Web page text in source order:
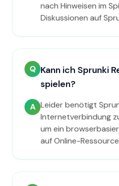
nach Hinweisen im
Diskussionen auf
Q Kann ich Sprunki
spielen?
A Leider benötigt
Internetverbindung
um ein
auf Online-